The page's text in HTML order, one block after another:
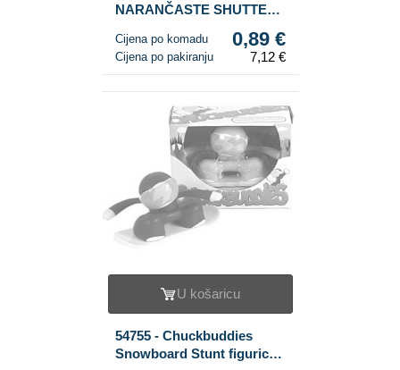
NARANČASTE SHUTTER
kom.)
Cijena po komadu 0,89 €
Cijena po pakiranju 7,12 €
U košaricu
54755 - Chuckbuddies
Snowboard Stunt figurice